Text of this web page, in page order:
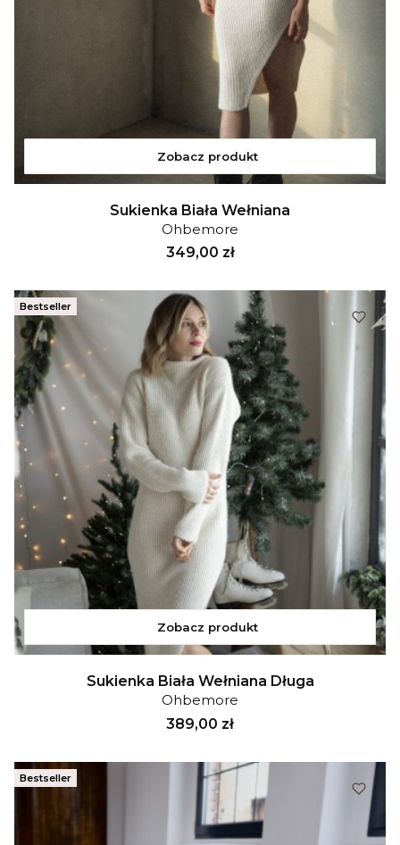
Zobacz produkt
Sukienka Biała Wełniana
Ohbemore
Cena
349,00 zł
Bestseller
Zobacz produkt
Sukienka Biała Wełniana Długa
Ohbemore
Cena
389,00 zł
Bestseller